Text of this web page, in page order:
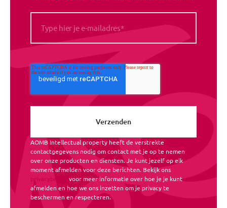
AOMB Intellectual property heeft de verstrekte
contactgegevens nodig om contact met je op te nemen
over onze producten en diensten. Je kunt jezelf op elk
moment afmelden voor deze berichten. Bekijk ons
voor meer informatie over hoe je je kunt
afmelden en hoe we ons inzetten om je privacy te
beschermen en respecteren.